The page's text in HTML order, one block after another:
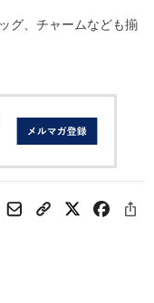
グ、チャームなども揃